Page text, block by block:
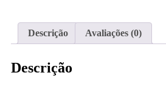
Descrição Avaliações (0)
Descrição